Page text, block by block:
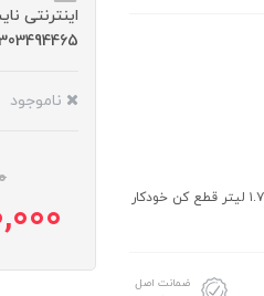
مشخصات: برند : دی اس پی توان : ۲۲۰۰ وات ظرفیت کتر ی: ۱.۷ لیتر قطع کن خودکار
ضمانت اصل
اینترنتی
ناموجود